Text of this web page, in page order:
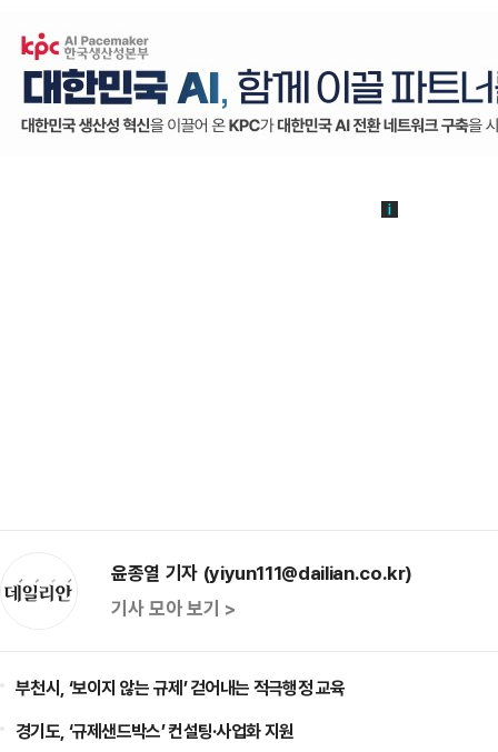
윤종열 기자 (yiyun111@dailian.co.kr)
기사 모아 보기 >
부천시, ‘보이지 않는 규제’ 걷어내는 적극행정 교육
경기도, ‘규제샌드박스’ 컨설팅·사업화 지원